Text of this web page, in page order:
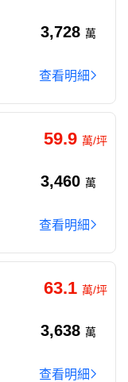
3,728 萬
查看明細
59.9 萬/坪
3,460 萬
查看明細
63.1 萬/坪
3,638 萬
查看明細